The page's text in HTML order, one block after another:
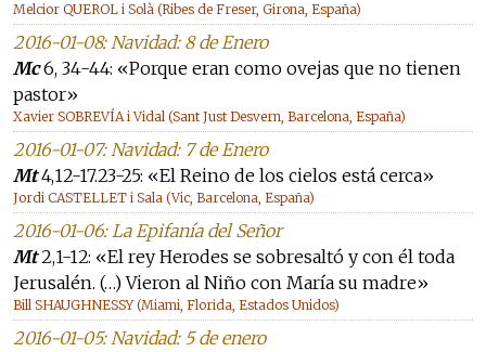
Melcior QUEROL i Solà (Ribes de Freser, Girona, España)
2016-01-08: Navidad: 8 de Enero
Mc6, 34-44: «Porque eran como ovejas que no tienen
pastor»
Xavier SOBREVÍA i Vidal (Sant Just Desvern, Barcelona, España)
2016-01-07: Navidad: 7 de Enero
Mt4,12-17.23-25: «El Reino de los cielos está cerca»
Jordi CASTELLET i Sala (Vic, Barcelona, España)
2016-01-06: La Epifanía del Señor
Mt2,1-12: «El rey Herodes se sobresaltó y con él toda
Jerusalén. (…) Vieron al Niño con María su madre»
Bill SHAUGHNESSY (Miami, Florida, Estados Unidos)
2016-01-05: Navidad: 5 de enero